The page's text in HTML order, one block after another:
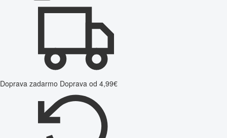
Doprava zadarmo Doprava od 4,99€